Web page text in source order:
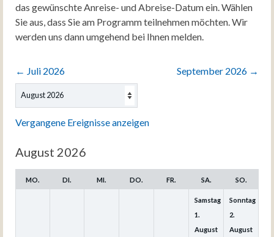
das gewünschte Anreise- und Abreise-Datum ein. Wählen
Sie aus, dass Sie am Programm teilnehmen möchten. Wir
werden uns dann umgehend bei Ihnen melden.
← Juli 2026 September 2026 →
Auswahl
Monats
Vergangene Ereignisse anzeigen
August 2026
MO. DI. MI. DO. FR. SA. SO.
Samstag
1.
August
Sonntag
2.
August